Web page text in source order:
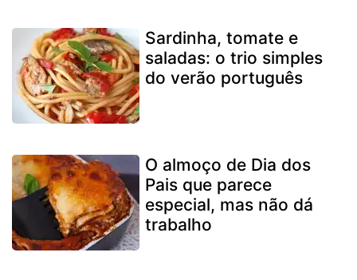
Sardinha, tomate e
saladas: o trio simples
do verão português
O almoço de Dia dos
Pais que parece
especial, mas não dá
trabalho